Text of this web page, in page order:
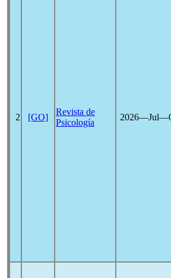
2 [GO]
Revista de
Psicología